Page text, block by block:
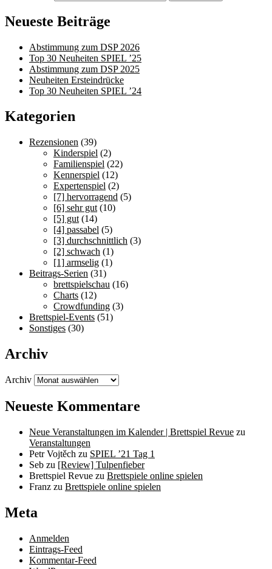
Neueste Beiträge
Abstimmung zum DSP 2026
Top 30 Neuheiten SPIEL ’25
Abstimmung zum DSP 2025
Neuheiten Ersteindrücke
Top 30 Neuheiten SPIEL ’24
Kategorien
Rezensionen (39)
Kinderspiel (2)
Familienspiel (22)
Kennerspiel (12)
Expertenspiel (2)
[7] hervorragend (5)
[6] sehr gut (10)
[5] gut (14)
[4] passabel (5)
[3] durchschnittlich (3)
[2] schwach (1)
[1] armselig (1)
Beitrags-Serien (31)
brettspielschau (16)
Charts (12)
Crowdfunding (3)
Brettspiel-Events (51)
Sonstiges (30)
Archiv
Archiv
Neueste Kommentare
Neue Veranstaltungen im Kalender | Brettspiel Revue zu
Veranstaltungen
Petr Vojtěch zu SPIEL ’21 Tag 1
Seb zu [Review] Tulpenfieber
Brettspiel Revue zu Brettspiele online spielen
Franz zu Brettspiele online spielen
Meta
Anmelden
Eintrags-Feed
Kommentar-Feed